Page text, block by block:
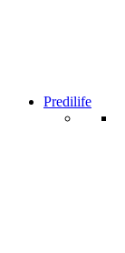
Predilife